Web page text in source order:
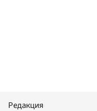
Редакция